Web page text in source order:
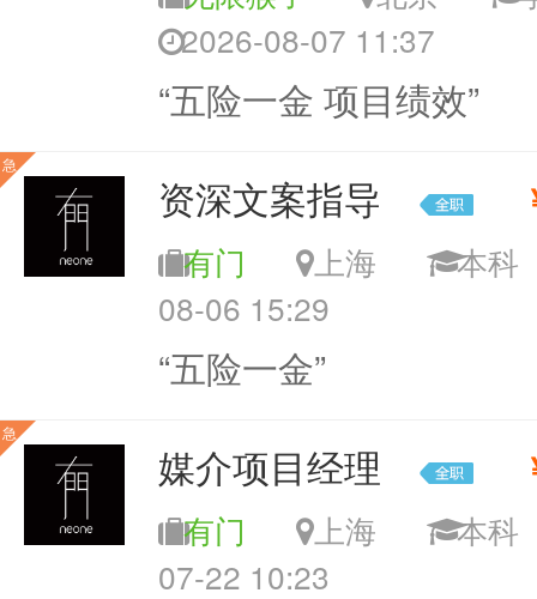
2026-08-07 11:37
“五险一金 项目绩效”
急
资深文案指导
有门 上海
本
08-06 15:29
“五险一金”
急
媒介项目经理
有门 上海
本
07-22 10:23